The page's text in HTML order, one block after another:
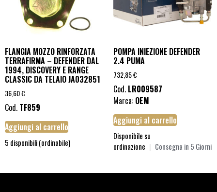
FLANGIA MOZZO RINFORZATA
TERRAFIRMA – DEFENDER DAL
1994, DISCOVERY E RANGE
CLASSIC DA TELAIO JA032851
36,60€
Cod. TF859
Aggiungi al carrello
5 disponibili (ordinabile)
POMPA INIEZIONE DEFENDER
2.4 PUMA
732,85€
Cod. LR009587
Marca: OEM
Aggiungi al carrello
Disponibile su
ordinazione | Consegna in 5 Giorni